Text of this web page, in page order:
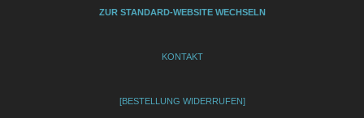
ZUR STANDARD-WEBSITE WECHSELN
KONTAKT
[BESTELLUNG WIDERRUFEN]